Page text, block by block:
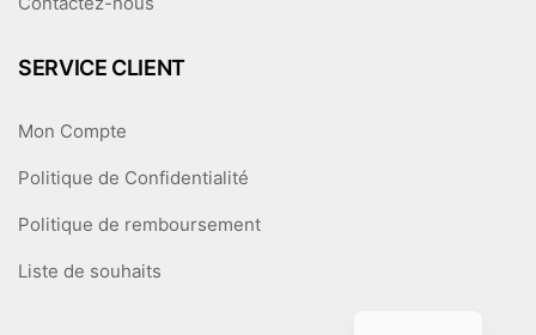
SERVICE CLIENT
Mon Compte
Politique de Confidentialité
Politique de remboursement
Liste de souhaits